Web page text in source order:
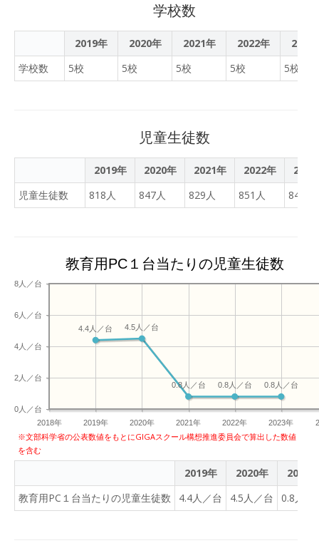
など関係者およそ３００人
が出席して行われ、はじめ
に新しい学校の校旗が佐藤
陽大町長から二ツ森牧彦校
長に手渡されました。 そし
学び、社会に参画する力を
新たな仲間たちと育み、町
を担う人材へと成長するこ
とを願いたい」と述べ、開
校を祝いました。 また、新
しい生徒会長の１人、山内
もに、それぞれの学校の伝
六戸学園は、今月８日に始
業式と入学式を行い、小学
１年生から中学３年生にあ
たる、１学年から９学年の
児童生徒、合わせておよそ
ます。 施設内には、▽全教
室に電子黒板が装備されて
いるほか、▽プロジェクタ
学校数
2019年 2020年 2021年 2022年
2023
学校数
5校 5校 5校 5校 5校
児童生徒数
2019年 2020年 2021年 2022年
2023
児童生徒数
818人 847人 829人 851人 841人
教育用PC１台当たりの児童生徒数
2018年 2019年 2020年 2021年 2022年 2023年
0人／台
2人／台
4人／台
6人／台
8人／台
0.8人／台
0.8人／台
0.8人／台
4.5人／台
4.4人／台
※文部科学省の公表数値をもとにGIGAスクール構想推進委員会で算出した数値
を含む
2019年 2020年
2021年
教育用PC１台当たりの児童生徒数
4.4人／台 4.5人／台 0.8人／